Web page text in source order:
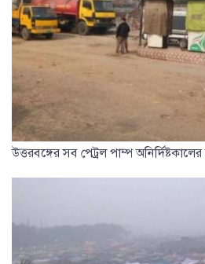
উত্তরবঙ্গের সব পেট্রল পাম্প